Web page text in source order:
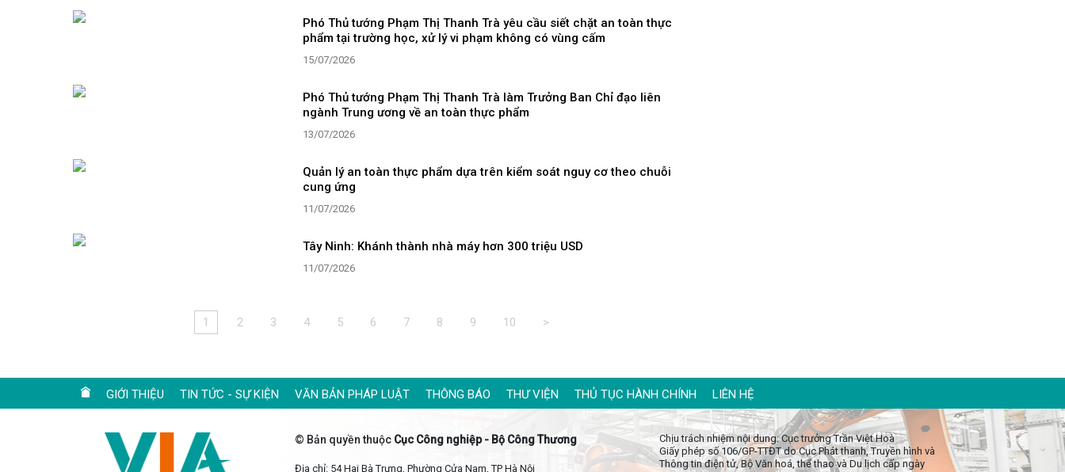
Phó Thủ tướng Phạm Thị Thanh Trà yêu cầu siết chặt an toàn thực
phẩm tại trường học, xử lý vi phạm không có vùng cấm
15/07/2026
Phó Thủ tướng Phạm Thị Thanh Trà làm Trưởng Ban Chỉ đạo liên
ngành Trung ương về an toàn thực phẩm
13/07/2026
Quản lý an toàn thực phẩm dựa trên kiểm soát nguy cơ theo chuỗi
cung ứng
11/07/2026
Tây Ninh: Khánh thành nhà máy hơn 300 triệu USD
11/07/2026
1 2 3 4 5 6 7 8 9 10 >
GIỚI THIỆU TIN TỨC - SỰ KIỆN VĂN BẢN PHÁP LUẬT THÔNG BÁO THƯ VIỆN THỦ TỤC HÀNH CHÍNH LIÊN HỆ
© Bản quyền thuộc Cục Công nghiệp - Bộ Công Thương
Địa chỉ: 54 Hai Bà Trưng, Phường Cửa Nam, TP Hà Nội
Chịu trách nhiệm nội dung: Cục trưởng Trần Việt Hoà
Giấy phép số 106/GP-TTĐT do Cục Phát thanh, Truyền hình và
Thông tin điện tử, Bộ Văn hoá, thể thao và Du lịch cấp ngày